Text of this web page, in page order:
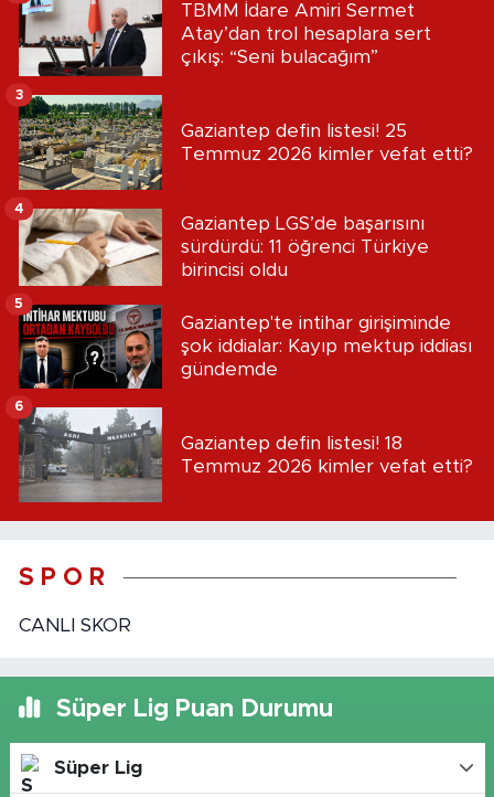
TBMM İdare Amiri Sermet
Atay’dan trol hesaplara sert
çıkış: “Seni bulacağım”
Gaziantep defin listesi! 25
Temmuz 2026 kimler vefat etti?
3
Gaziantep LGS’de başarısını
sürdürdü: 11 öğrenci Türkiye
birincisi oldu
4
Gaziantep'te intihar girişiminde
şok iddialar: Kayıp mektup iddiası
gündemde
5
Gaziantep defin listesi! 18
Temmuz 2026 kimler vefat etti?
6
S P O R
CANLI SKOR
Süper Lig Puan Durumu
Süper Lig